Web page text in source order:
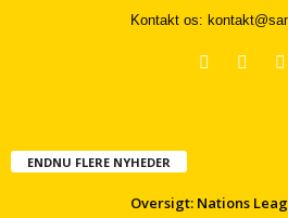
Kontakt os:
ENDNU FLERE NYHEDER
Oversigt: Nations